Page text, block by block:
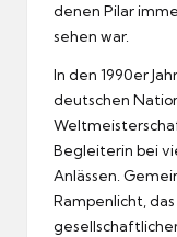
denen Pilar
sehen war.
In den 1990er
deutschen
Begleiterin bei
Anlässen.
Rampenlicht,